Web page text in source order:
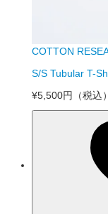
COTTON
S/S Tubular T-
¥5,500円
（税込）